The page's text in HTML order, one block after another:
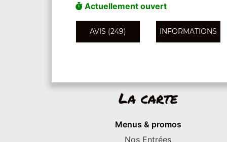
Actuellement ouvert
AVIS (249) INFORMATIONS
La carte
Menus & promos
Nos Entrées